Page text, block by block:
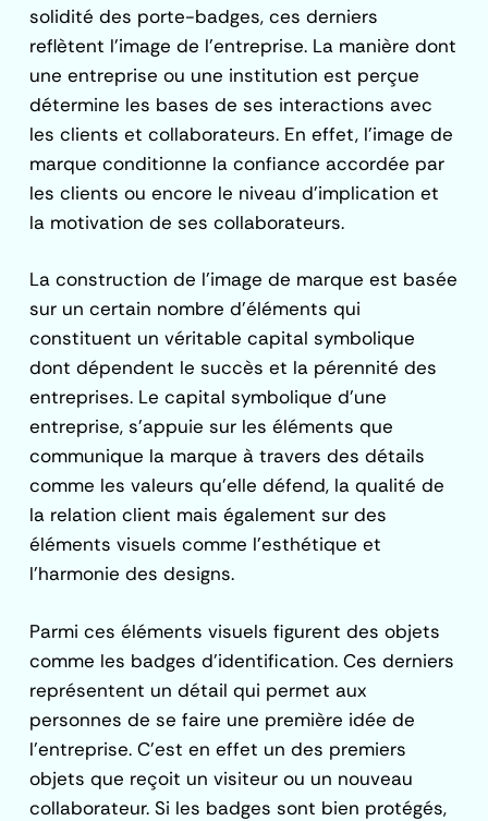
solidité des porte-badges, ces derniers
reflètent l’image de l’entreprise. La manière dont
une entreprise ou une institution est perçue
détermine les bases de ses interactions avec
les clients et collaborateurs. En effet, l’image de
marque conditionne la confiance accordée par
les clients ou encore le niveau d’implication et
la motivation de ses collaborateurs.
La construction de l’image de marque est basée
sur un certain nombre d’éléments qui
constituent un véritable capital symbolique
dont dépendent le succès et la pérennité des
entreprises. Le capital symbolique d’une
entreprise, s’appuie sur les éléments que
communique la marque à travers des détails
comme les valeurs qu’elle défend, la qualité de
la relation client mais également sur des
éléments visuels comme l’esthétique et
l’harmonie des designs.
Parmi ces éléments visuels figurent des objets
comme les badges d’identification. Ces derniers
représentent un détail qui permet aux
personnes de se faire une première idée de
l’entreprise. C’est en effet un des premiers
objets que reçoit un visiteur ou un nouveau
collaborateur. Si les badges sont bien protégés,